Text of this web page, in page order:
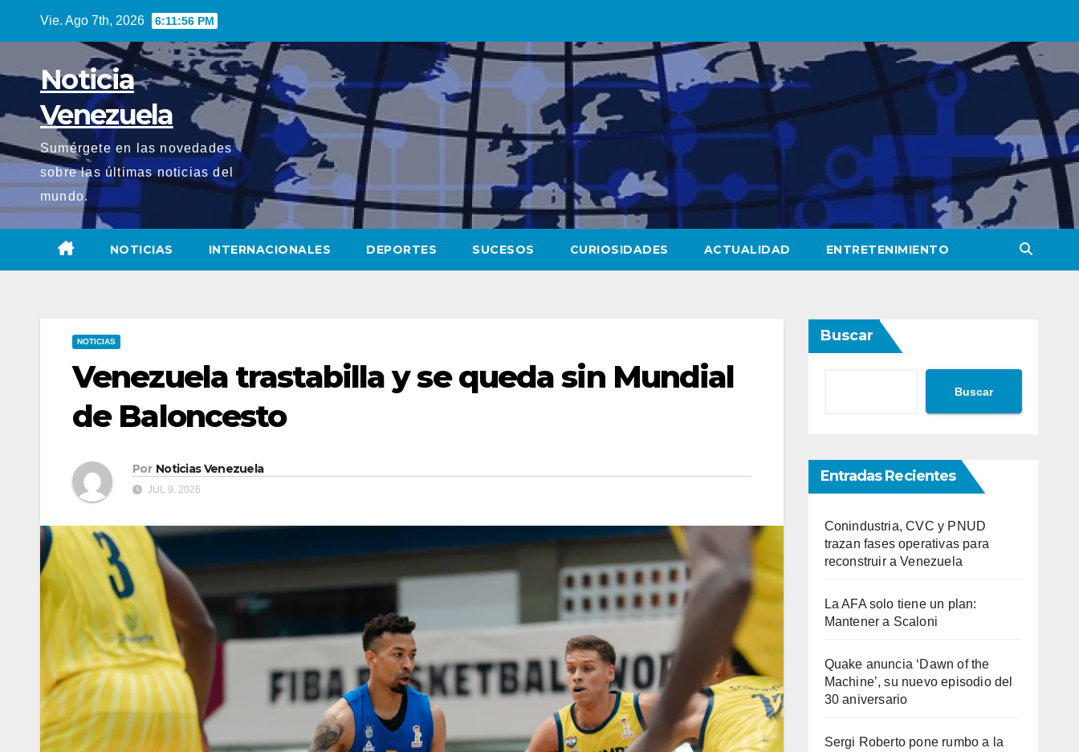
Vie. Ago 7th, 2026 6:11:58 PM
Noticia
Venezuela
Sumérgete en las novedades
sobre las últimas noticias del
mundo.
NOTICIAS INTERNACIONALES DEPORTES SUCESOS CURIOSIDADES ACTUALIDAD ENTRETENIMIENTO
NOTICIAS
Venezuela trastabilla y se queda sin Mundial
de Baloncesto
Por Noticias Venezuela
JUL 9, 2026
Buscar
Buscar
Entradas Recientes
Conindustria, CVC y PNUD
trazan fases operativas para
reconstruir a Venezuela
La AFA solo tiene un plan:
Mantener a Scaloni
Quake anuncia ‘Dawn of the
Machine’, su nuevo episodio del
30 aniversario
Sergi Roberto pone rumbo a la